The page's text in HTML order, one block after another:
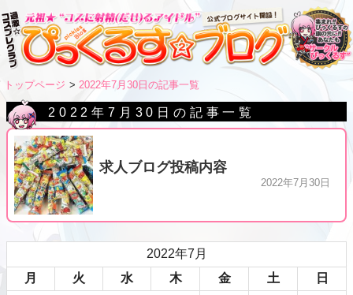
トップページ 2022年7月30日の記事一覧
2022年7月30日の記事一覧
求人ブログ投稿内容
2022年7月30日
2022年7月
月
火 水 木 金 土
日